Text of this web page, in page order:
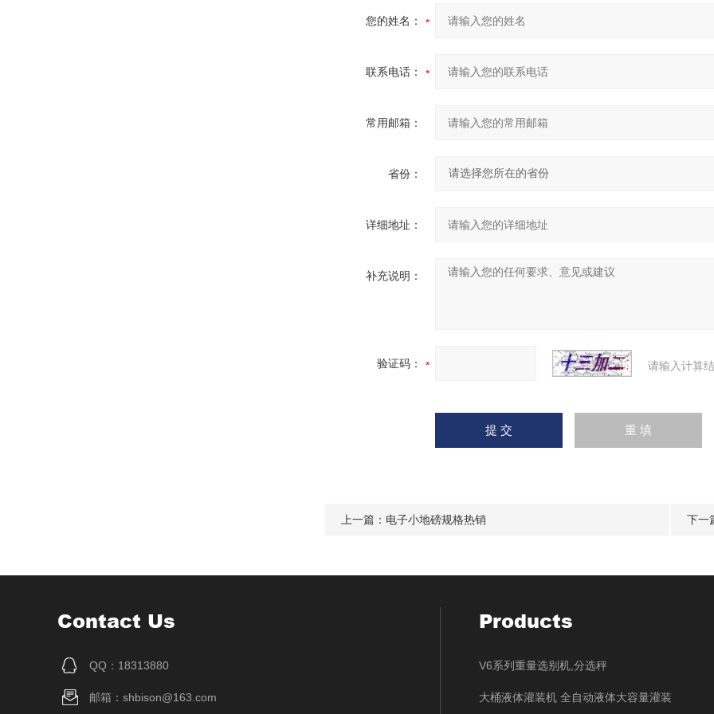
您的姓名：
联系电话：
常用邮箱：
省份：
详细地址：
补充说明：
验证码： 请输入计算
上一篇： 电子小地磅规格热销 下一
Contact Us
QQ：18313880
邮箱：shbison@163.com
Products
V6系列重量选别机,分选秤
大桶液体灌装机 全自动液体大容量灌装